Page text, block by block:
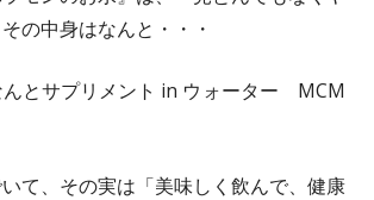
の中身はなんと・・・
んとサプリメント in ウォーター MCM
て、その実は「美味しく飲んで、健康